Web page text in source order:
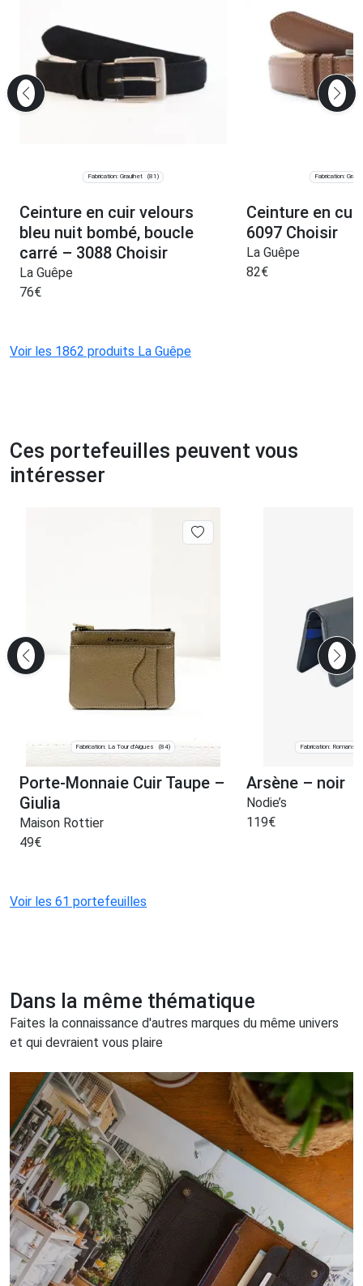
Fabrication: Graulhet (81)
Ceinture en cuir velours
bleu nuit bombé, boucle
carré – 3088 Choisir
La Guêpe
76€
Fabrication:
Ceinture en
6097 Choisir
La Guêpe
82€
Voir les 1862 produits La Guêpe
Ces portefeuilles peuvent vous
intéresser
Fabrication: La Tour d'Aigues (84)
Porte-Monnaie Cuir Taupe –
Giulia
Maison Rottier
49€
Fabrication: Romans-
Arsène – noir
Nodie’s
119€
Voir les 61 portefeuilles
Dans la même thématique
Faites la connaissance d'autres marques du même univers
et qui devraient vous plaire